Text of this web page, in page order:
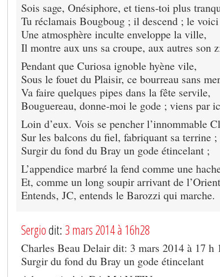
Sois sage, Onésiphore, et tiens-toi plus
Tu réclamais Bougboug ; il descend ; le
Une atmosphère inculte enveloppe la ville,
Il montre aux uns sa croupe, aux autres son
Pendant que Curiosa ignoble hyène vile,
Sous le fouet du Plaisir, ce bourreau sans
Va faire quelques pipes dans la fête servile,
Bouguereau, donne-moi le gode ; viens par
Loin d’eux. Vois se pencher l’innommable
Sur les balcons du fiel, fabriquant sa terrine ;
Surgir du fond du Bray un gode étincelant ;
L’appendice marbré la fend comme une
Et, comme un long soupir arrivant de
Entends, JC, entends le Barozzi qui marche.
Sergiodit: 3 mars 2014 à 16h28
Charles Beau Delair dit: 3 mars 2014 à 17 h
Surgir du fond du Bray un gode étincelant